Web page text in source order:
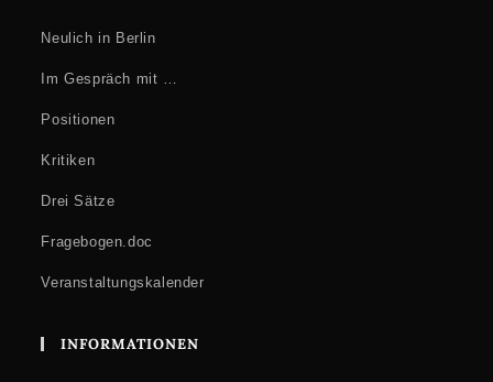
Neulich in Berlin
Im Gespräch mit …
Positionen
Kritiken
Drei Sätze
Fragebogen.doc
Veranstaltungskalender
INFORMATIONEN